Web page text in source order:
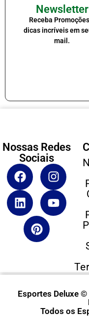
Newsletter
Receba
dicas incríveis em
mail.
Nossas Redes
Sociais
Esportes Deluxe
Todos os